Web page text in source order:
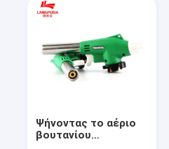
Ψήνοντας το αέριο
βουτανίου